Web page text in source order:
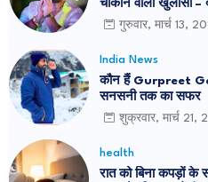
चौंकाने वाला खुलासा –
गुरुवार, मार्च 13,
India News
कौन हैं Gurpreet Garry Walia: एक पत्रकार से ट्विटर
सनसनी तक का सफर
शुक्रवार, मार्च 21,
health
रात को बिना कपड़ों के